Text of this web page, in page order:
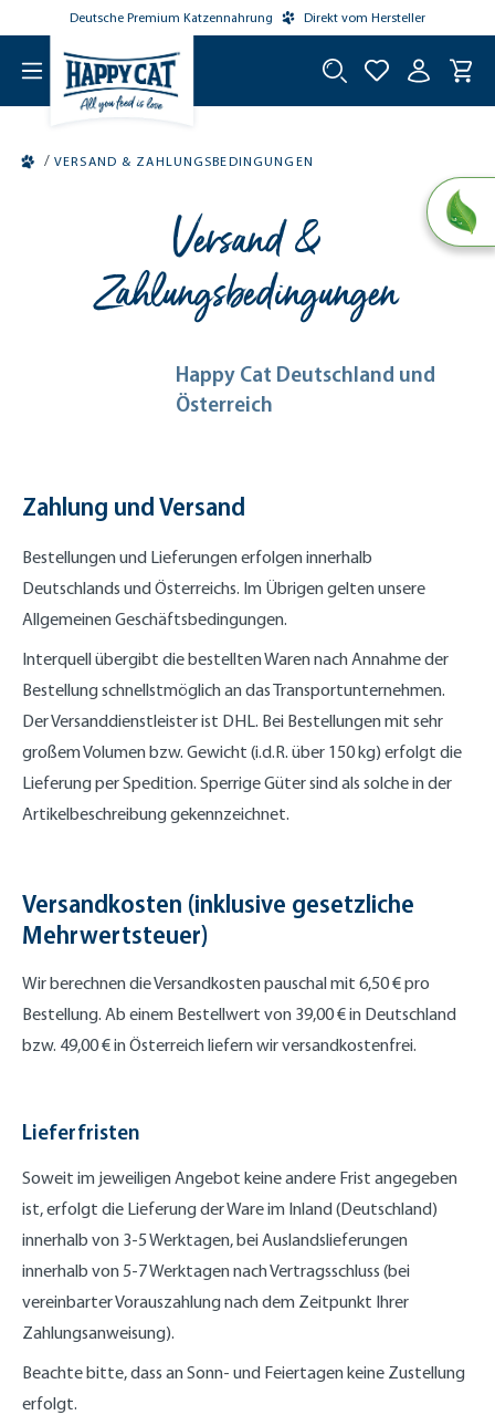
springen
Deutsche Premium Katzennahrung Direkt vom Hersteller
/ VERSAND & ZAHLUNGSBEDINGUNGEN
Versand &
Zahlungsbedingungen
Happy Cat Deutschland und
Österreich
Zahlung und Versand
Bestellungen und Lieferungen erfolgen innerhalb
Deutschlands und Österreichs. Im Übrigen gelten unsere
Allgemeinen Geschäftsbedingungen.
Interquell übergibt die bestellten Waren nach Annahme der
Bestellung schnellstmöglich an das Transportunternehmen.
Der Versanddienstleister ist DHL. Bei Bestellungen mit sehr
großem Volumen bzw. Gewicht (i.d.R. über 150 kg) erfolgt die
Lieferung per Spedition. Sperrige Güter sind als solche in der
Artikelbeschreibung gekennzeichnet.
Versandkosten (inklusive gesetzliche
Mehrwertsteuer)
Wir berechnen die Versandkosten pauschal mit 6,50 € pro
Bestellung. Ab einem Bestellwert von 39,00 €in Deutschland
bzw. 49,00 € in Österreichliefern wir versandkostenfrei.
Lieferfristen
Soweit im jeweiligen Angebot keine andere Frist angegeben
ist, erfolgt die Lieferung der Ware im Inland (Deutschland)
innerhalb von 3-5 Werktagen, bei Auslandslieferungen
innerhalb von 5-7 Werktagen nach Vertragsschluss (bei
vereinbarter Vorauszahlung nach dem Zeitpunkt Ihrer
Zahlungsanweisung).
Beachte bitte, dass an Sonn- und Feiertagen keine Zustellung
erfolgt.